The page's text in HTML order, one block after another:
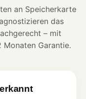
an Speicherkarte
das
– mit
Garantie.